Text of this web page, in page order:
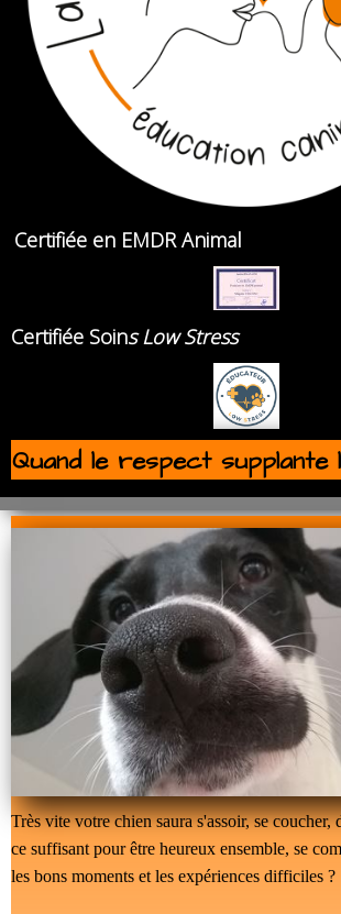
Certifiée en EMDRAnimal
Certifiée Soins Low Stress
Quand le respect supplante
Très vite votre chien saura s'assoir, se coucher,
ce suffisant pour être heureux ensemble, se
les bons moments et les expériences difficiles ?